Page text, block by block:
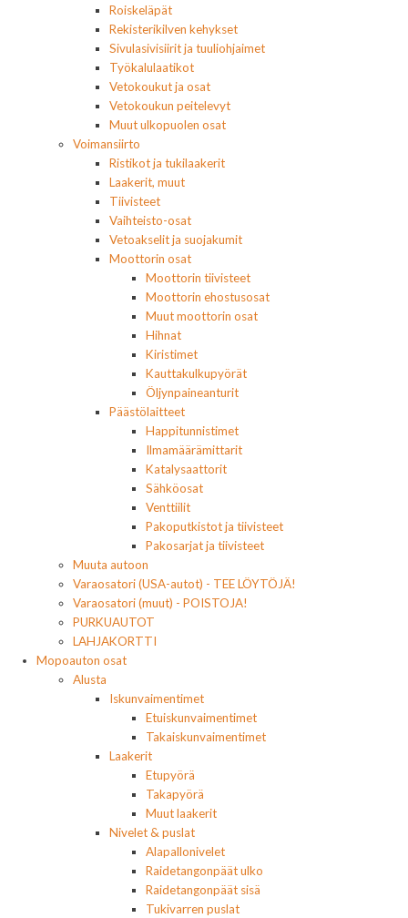
Roiskeläpät
Rekisterikilven kehykset
Sivulasivisiirit ja tuuliohjaimet
Työkalulaatikot
Vetokoukut ja osat
Vetokoukun peitelevyt
Muut ulkopuolen osat
Voimansiirto
Ristikot ja tukilaakerit
Laakerit, muut
Tiivisteet
Vaihteisto-osat
Vetoakselit ja suojakumit
Moottorin osat
Moottorin tiivisteet
Moottorin ehostusosat
Muut moottorin osat
Hihnat
Kiristimet
Kauttakulkupyörät
Öljynpaineanturit
Päästölaitteet
Happitunnistimet
Ilmamäärämittarit
Katalysaattorit
Sähköosat
Venttiilit
Pakoputkistot ja tiivisteet
Pakosarjat ja tiivisteet
Muuta autoon
Varaosatori (USA-autot) - TEE LÖYTÖJÄ!
Varaosatori (muut) - POISTOJA!
PURKUAUTOT
LAHJAKORTTI
Mopoauton osat
Alusta
Iskunvaimentimet
Etuiskunvaimentimet
Takaiskunvaimentimet
Laakerit
Etupyörä
Takapyörä
Muut laakerit
Nivelet & puslat
Alapallonivelet
Raidetangonpäät ulko
Raidetangonpäät sisä
Tukivarren puslat